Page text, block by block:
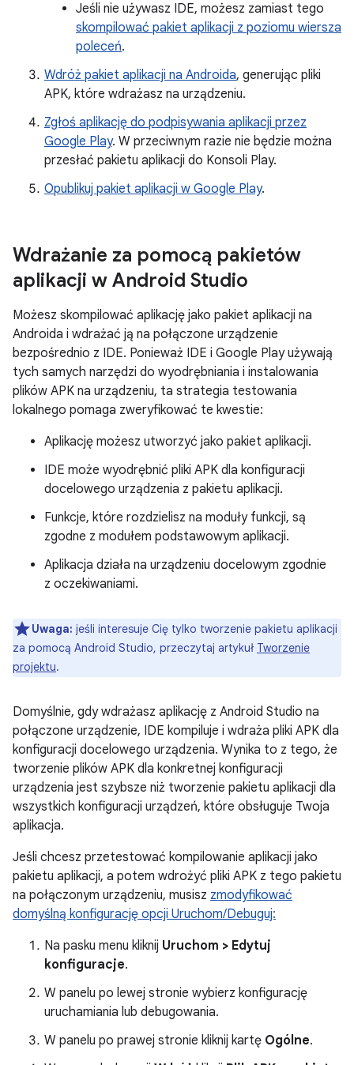
Jeśli nie używasz IDE, możesz zamiast tego
skompilować pakiet aplikacji z poziomu wiersza
poleceń.
Wdróż pakiet aplikacji na Androida, generując pliki
APK, które wdrażasz na urządzeniu.
Zgłoś aplikację do podpisywania aplikacji przez
Google Play. W przeciwnym razie nie będzie można
przesłać pakietu aplikacji do Konsoli Play.
Opublikuj pakiet aplikacji w Google Play.
Wdrażanie za pomocą pakietów
aplikacji w Android Studio
Możesz skompilować aplikację jako pakiet aplikacji na
Androida i wdrażać ją na połączone urządzenie
bezpośrednio z IDE. Ponieważ IDE i Google Play używają
tych samych narzędzi do wyodrębniania i instalowania
plików APK na urządzeniu, ta strategia testowania
lokalnego pomaga zweryfikować te kwestie:
Aplikację możesz utworzyć jako pakiet aplikacji.
IDE może wyodrębnić pliki APK dla konfiguracji
docelowego urządzenia z pakietu aplikacji.
Funkcje, które rozdzielisz na moduły funkcji, są
zgodne z modułem podstawowym aplikacji.
Aplikacja działa na urządzeniu docelowym zgodnie
z oczekiwaniami.
Uwaga: jeśli interesuje Cię tylko tworzenie pakietu aplikacji
za pomocą Android Studio, przeczytaj artykuł Tworzenie
projektu.
Domyślnie, gdy wdrażasz aplikację z Android Studio na
połączone urządzenie, IDE kompiluje i wdraża pliki APK dla
konfiguracji docelowego urządzenia. Wynika to z tego, że
tworzenie plików APK dla konkretnej konfiguracji
urządzenia jest szybsze niż tworzenie pakietu aplikacji dla
wszystkich konfiguracji urządzeń, które obsługuje Twoja
aplikacja.
Jeśli chcesz przetestować kompilowanie aplikacji jako
pakietu aplikacji, a potem wdrożyć pliki APK z tego pakietu
na połączonym urządzeniu, musisz zmodyfikować
domyślną konfigurację opcji Uruchom/Debuguj:
Na pasku menu kliknij Uruchom > Edytuj
konfiguracje.
W panelu po lewej stronie wybierz konfigurację
uruchamiania lub debugowania.
W panelu po prawej stronie kliknij kartę Ogólne.